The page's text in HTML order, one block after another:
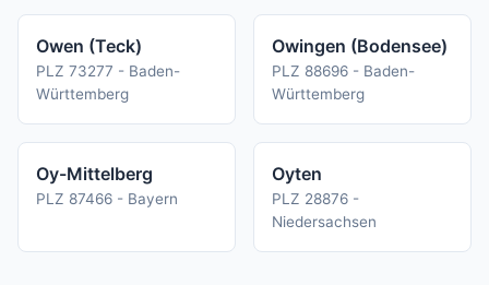
Owen (Teck)
PLZ 73277 - Baden-
Württemberg
Owingen (Bodensee)
PLZ 88696 - Baden-
Württemberg
Oy-Mittelberg
PLZ 87466 - Bayern
Oyten
PLZ 28876 -
Niedersachsen